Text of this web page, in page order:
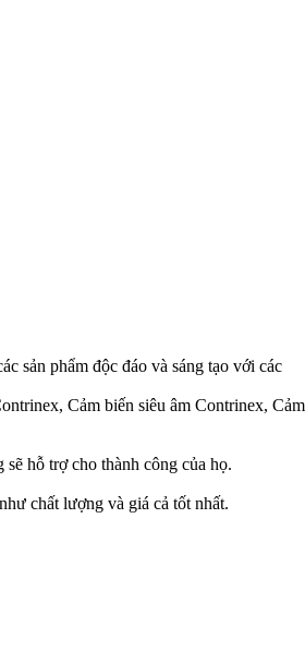
sản phẩm độc đáo và sáng tạo với các
Cảm biến siêu âm Contrinex, Cảm
hỗ trợ cho thành công của họ.
chất lượng và giá cả tốt nhất.